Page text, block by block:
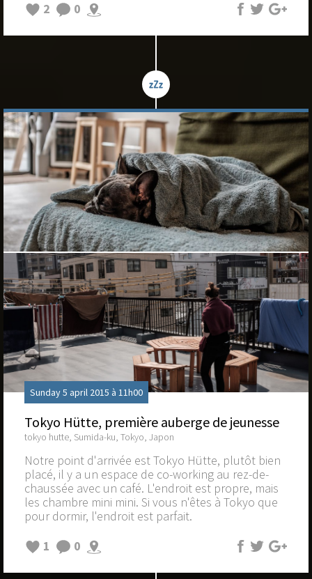
2 0
Sunday 5 april 2015 à 11h00
Tokyo Hütte, première auberge de jeunesse
tokyo hutte, Sumida-ku, Tokyo, Japon
Notre point d'arrivée est Tokyo Hütte, plutôt bien
placé, il y a un espace de co-working au rez-de-
chaussée avec un café. L'endroit est propre, mais
les chambre mini mini. Si vous n'êtes à Tokyo que
pour dormir, l'endroit est parfait.
1
0